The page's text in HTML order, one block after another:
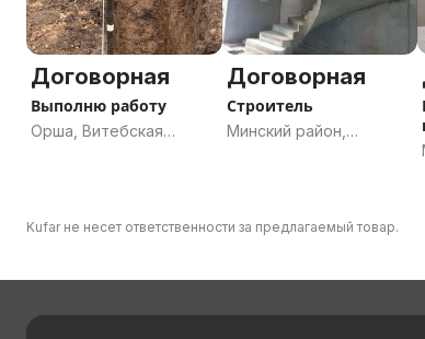
Договорная
Выполню работу
Орша, Витебская
Договорная
Строитель
Минский район,
Kufar не несет ответственности за предлагаемый товар.